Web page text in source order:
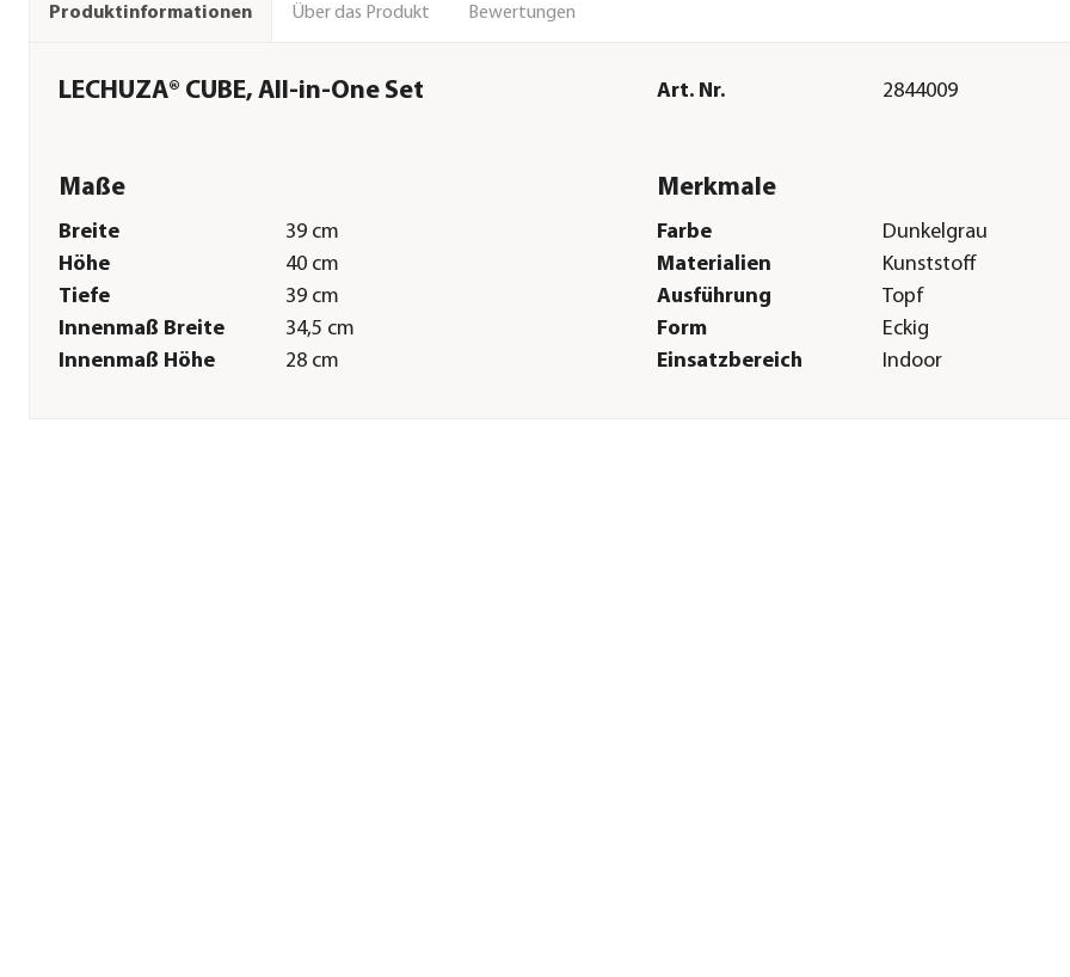
Produktinformationen Über das Produkt Bewertungen
LECHUZA® CUBE, All-in-One Set Art. Nr. 2844009
Maße
Breite
39 cm
Höhe
40 cm
Tiefe
39 cm
Innenmaß Breite
34,5 cm
Innenmaß Höhe
28 cm
Merkmale
Farbe
Dunkelgrau
Materialien
Kunststoff
Ausführung
Topf
Form
Eckig
Einsatzbereich
Indoor